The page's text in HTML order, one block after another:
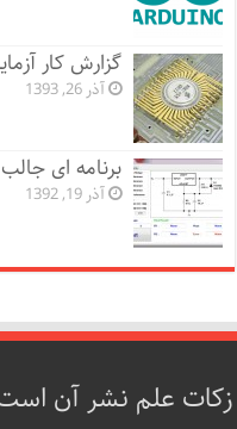
گزارش کار
آذر 26, 1393
برنامه ای
آذر 19, 1392
زکات علم نشر آن